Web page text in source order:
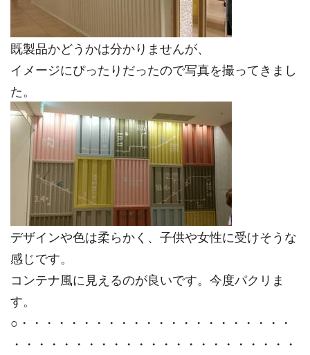
既製品かどうかは分かりませんが、
イメージにぴったりだったので写真を撮ってきまし
た。
デザインや色は柔らかく、子供や女性に受けそうな
感じです。
コンテナ風に見えるのが良いです。今度パクリま
す。
○・・・・・・・・・・・・・・・・・・・・・・
・・・・・・・・・・・・・・・・・・・・・・・